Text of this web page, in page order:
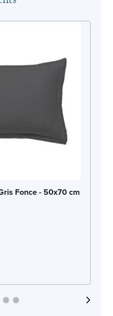
Fonce - 50x70 cm